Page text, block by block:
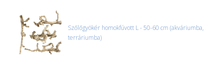
akciók
referenciák
ÉLŐ ÉDESVÍZI
ÉLŐ TENGERI
Szőlőgyökér homokfúvott L - 50-60 cm (akváriumba,
terráriumba)